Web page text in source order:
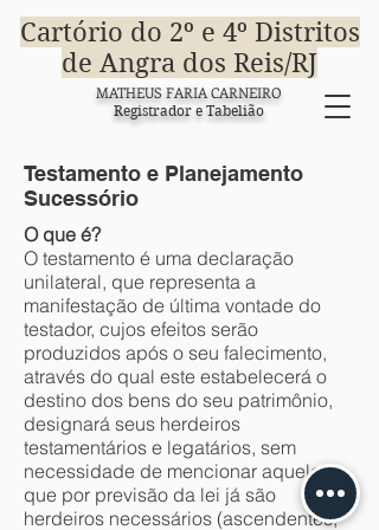
MATHEUS FARIA CARNEIRO
Registrador e Tabelião
Cartório do 2º e 4º Distritos
de Angra dos Reis/RJ
Testamento e Planejamento
Sucessório
O que é?
O testamento é uma declaração
unilateral, que representa a
manifestação de última vontade do
testador, cujos efeitos serão
produzidos após o seu falecimento,
através do qual este estabelecerá o
destino dos bens do seu patrimônio,
designará seus herdeiros
testamentários e legatários, sem
necessidade de mencionar aqueles
que por previsão da lei já são
herdeiros necessários (ascendentes,